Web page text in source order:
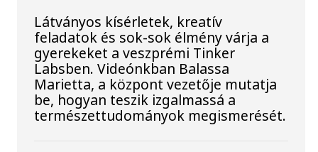
Látványos kísérletek, kreatív
feladatok és sok-sok élmény várja a
gyerekeket a veszprémi Tinker
Labsben. Videónkban Balassa
Marietta, a központ vezetője mutatja
be, hogyan teszik izgalmassá a
természettudományok megismerését.